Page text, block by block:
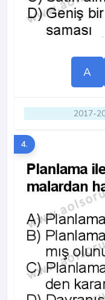
A
2017-
4.